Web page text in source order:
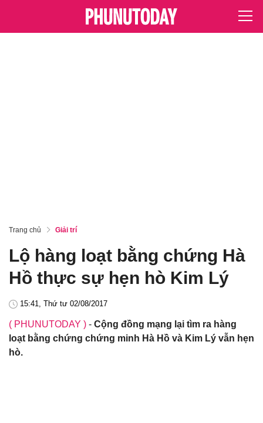
Trang chủ Giải trí
Lộ hàng loạt bằng chứng Hà
Hồ thực sự hẹn hò Kim Lý
15:41, Thứ tư 02/08/2017
( PHUNUTODAY ) - Cộng đồng mạng lại tìm ra hàng
loạt bằng chứng chứng minh Hà Hồ và Kim Lý vẫn hẹn
hò.